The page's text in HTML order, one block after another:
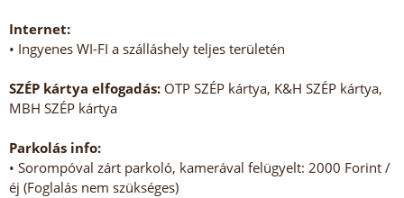
Internet:
• Ingyenes WI-FI a szálláshely teljes területén
SZÉP kártya elfogadás: OTP SZÉP kártya, K&H SZÉP kártya,
MBH SZÉP kártya
Parkolás info:
• Sorompóval zárt parkoló, kamerával felügyelt: 2000 Forint /
éj (Foglalás nem szükséges)